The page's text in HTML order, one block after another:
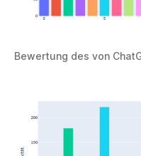
Bewertung des von